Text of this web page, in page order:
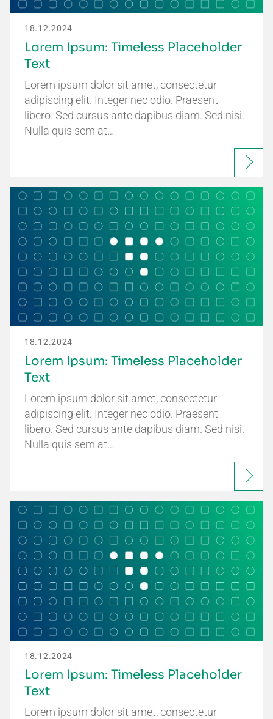
18.12.2024
Lorem Ipsum: Timeless Placeholder
Text
Lorem ipsum dolor sit amet, consectetur
adipiscing elit. Integer nec odio. Praesent
libero. Sed cursus ante dapibus diam. Sed nisi.
Nulla quis sem at…
18.12.2024
Lorem Ipsum: Timeless Placeholder
Text
Lorem ipsum dolor sit amet, consectetur
adipiscing elit. Integer nec odio. Praesent
libero. Sed cursus ante dapibus diam. Sed nisi.
Nulla quis sem at…
18.12.2024
Lorem Ipsum: Timeless Placeholder
Text
Lorem ipsum dolor sit amet, consectetur